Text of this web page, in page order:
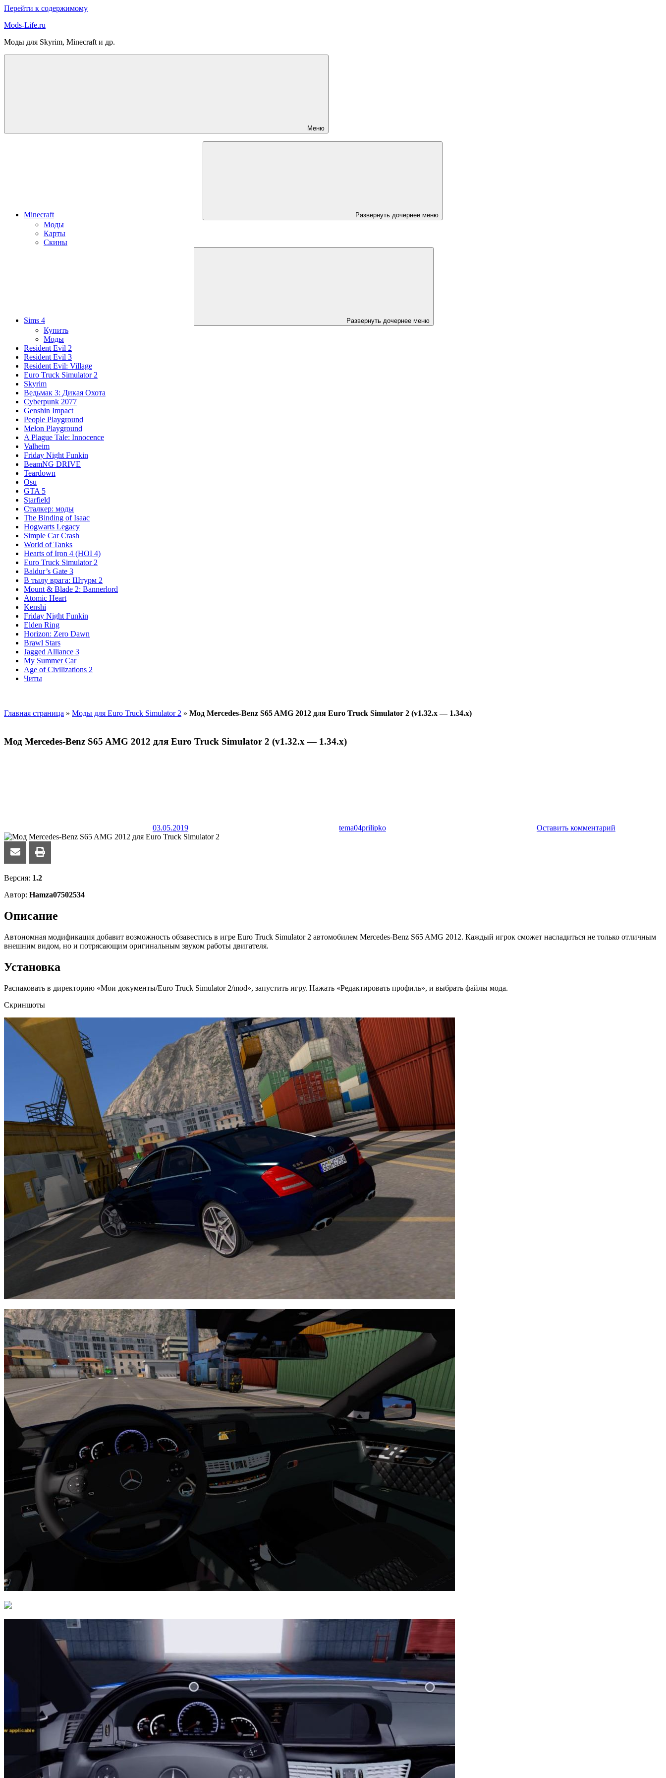
Перейти к содержимому
Mods-Life.ru
Моды для Skyrim, Minecraft и др.
Меню
Minecraft Развернуть дочернее меню
Моды
Карты
Скины
Sims 4 Развернуть дочернее меню
Купить
Моды
Resident Evil 2
Resident Evil 3
Resident Evil: Village
Euro Truck Simulator 2
Skyrim
Ведьмак 3: Дикая Охота
Cyberpunk 2077
Genshin Impact
People Playground
Melon Playground
A Plague Tale: Innocence
Valheim
Friday Night Funkin
BeamNG DRIVE
Teardown
Osu
GTA 5
Starfield
Сталкер: моды
The Binding of Isaac
Hogwarts Legacy
Simple Car Crash
World of Tanks
Hearts of Iron 4 (HOI 4)
Euro Truck Simulator 2
Baldur’s Gate 3
В тылу врага: Штурм 2
Mount & Blade 2: Bannerlord
Atomic Heart
Kenshi
Friday Night Funkin
Elden Ring
Horizon: Zero Dawn
Brawl Stars
Jagged Alliance 3
My Summer Car
Age of Civilizations 2
Читы
Главная страница » Моды для Euro Truck Simulator 2 » Мод Mercedes-Benz S65 AMG 2012 для Euro Truck Simulator 2 (v1.32.x — 1.34.x)
Мод Mercedes-Benz S65 AMG 2012 для Euro Truck Simulator 2 (v1.32.x — 1.34.x)
03.05.2019 tema04prilipko Оставить комментарий
Версия: 1.2
Автор: Hamza07502534
Описание
Автономная модификация добавит возможность обзавестись в игре Euro Truck Simulator 2 автомобилем Mercedes-Benz S65 AMG 2012. Каждый игрок сможет насладиться не только отличным
внешним видом, но и потрясающим оригинальным звуком работы двигателя.
Установка
Распаковать в директорию «Мои документы/Euro Truck Simulator 2/mod», запустить игру. Нажать «Редактировать профиль», и выбрать файлы мода.
Скриншоты